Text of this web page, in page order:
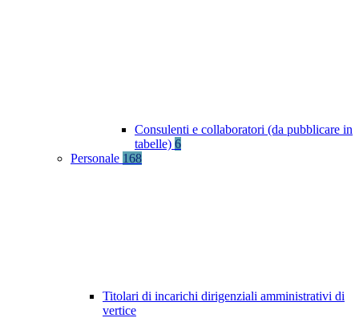
Consulenti e collaboratori (da pubblicare in
tabelle) 6
Personale 168
Titolari di incarichi dirigenziali amministrativi di
vertice